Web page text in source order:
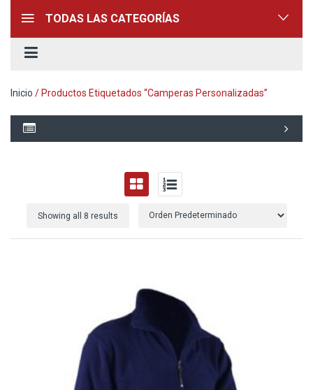
TODAS LAS CATEGORÍAS
Inicio / Productos Etiquetados “camperas Personalizadas”
Showing all 8 results